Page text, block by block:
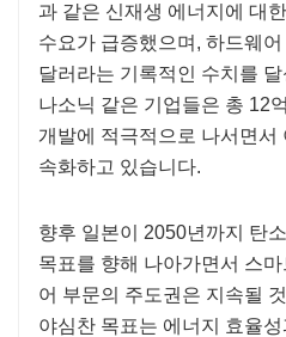
과 같은 신재생 에너지에 대
수요가 급증했으며, 하드웨
달러라는 기록적인 수치를
나소닉 같은 기업들은 총 12
개발에 적극적으로 나서면서
속화하고 있습니다.
향후 일본이 2050년까지 탄
목표를 향해 나아가면서 스
어 부문의 주도권은 지속될
야심찬 목표는 에너지 효율